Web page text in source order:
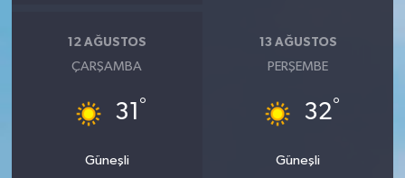
12 AĞUSTOS
ÇARŞAMBA
31 °
Güneşli
13 AĞUSTOS
PERŞEMBE
32°
Güneşli